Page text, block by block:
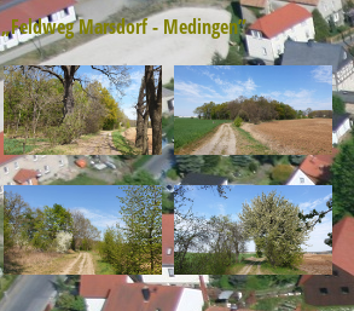
Marsdorf - Medingen”